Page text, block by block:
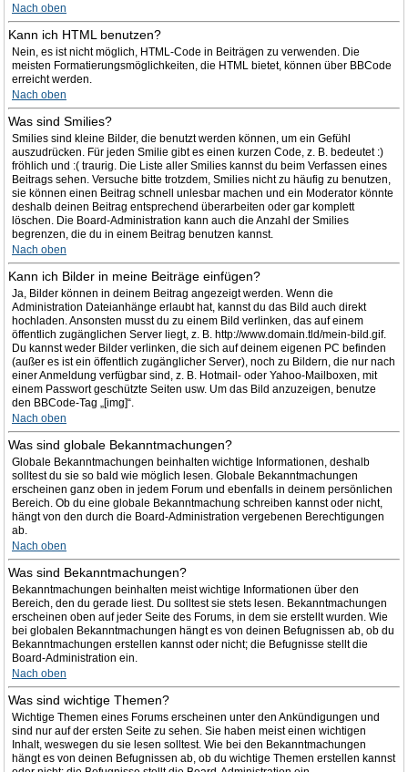
Nach oben
Kann ich HTML benutzen?
Nein, es ist nicht möglich, HTML-Code in Beiträgen zu verwenden. Die
meisten Formatierungsmöglichkeiten, die HTML bietet, können über BBCode
erreicht werden.
Nach oben
Was sind Smilies?
Smilies sind kleine Bilder, die benutzt werden können, um ein Gefühl
auszudrücken. Für jeden Smilie gibt es einen kurzen Code, z. B. bedeutet :)
fröhlich und :( traurig. Die Liste aller Smilies kannst du beim Verfassen eines
Beitrags sehen. Versuche bitte trotzdem, Smilies nicht zu häufig zu benutzen,
sie können einen Beitrag schnell unlesbar machen und ein Moderator könnte
deshalb deinen Beitrag entsprechend überarbeiten oder gar komplett
löschen. Die Board-Administration kann auch die Anzahl der Smilies
begrenzen, die du in einem Beitrag benutzen kannst.
Nach oben
Kann ich Bilder in meine Beiträge einfügen?
Ja, Bilder können in deinem Beitrag angezeigt werden. Wenn die
Administration Dateianhänge erlaubt hat, kannst du das Bild auch direkt
hochladen. Ansonsten musst du zu einem Bild verlinken, das auf einem
öffentlich zugänglichen Server liegt, z. B. http://www.domain.tld/mein-bild.gif.
Du kannst weder Bilder verlinken, die sich auf deinem eigenen PC befinden
(außer es ist ein öffentlich zugänglicher Server), noch zu Bildern, die nur nach
einer Anmeldung verfügbar sind, z. B. Hotmail- oder Yahoo-Mailboxen, mit
einem Passwort geschützte Seiten usw. Um das Bild anzuzeigen, benutze
den BBCode-Tag „[img]“.
Nach oben
Was sind globale Bekanntmachungen?
Globale Bekanntmachungen beinhalten wichtige Informationen, deshalb
solltest du sie so bald wie möglich lesen. Globale Bekanntmachungen
erscheinen ganz oben in jedem Forum und ebenfalls in deinem persönlichen
Bereich. Ob du eine globale Bekanntmachung schreiben kannst oder nicht,
hängt von den durch die Board-Administration vergebenen Berechtigungen
ab.
Nach oben
Was sind Bekanntmachungen?
Bekanntmachungen beinhalten meist wichtige Informationen über den
Bereich, den du gerade liest. Du solltest sie stets lesen. Bekanntmachungen
erscheinen oben auf jeder Seite des Forums, in dem sie erstellt wurden. Wie
bei globalen Bekanntmachungen hängt es von deinen Befugnissen ab, ob du
Bekanntmachungen erstellen kannst oder nicht; die Befugnisse stellt die
Board-Administration ein.
Nach oben
Was sind wichtige Themen?
Wichtige Themen eines Forums erscheinen unter den Ankündigungen und
sind nur auf der ersten Seite zu sehen. Sie haben meist einen wichtigen
Inhalt, weswegen du sie lesen solltest. Wie bei den Bekanntmachungen
hängt es von deinen Befugnissen ab, ob du wichtige Themen erstellen kannst